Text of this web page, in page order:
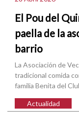
El Pou del
paella de la
barrio
La Asociación de
tradicional comida
familia Benita del
Actualidad